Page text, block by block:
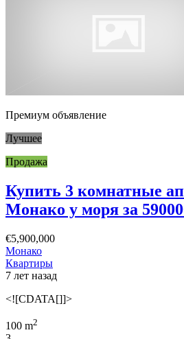
Премиум объявление
Лучшее
Продажа
Купить 3 комнатные
Монако у моря за
€5,900,000
Монако
Квартиры
7 лет назад
<![CDATA[]]>
100 m2